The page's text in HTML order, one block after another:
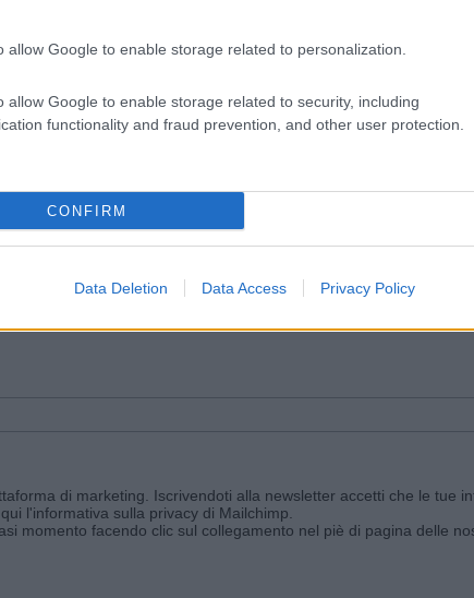
allow Google to enable storage related to personalization.
allow Google to enable storage related to security, including
functionality and fraud prevention, and other user protection.
CONFIRM
Data Deletion Data Access Privacy Policy
Invia un Comunicato Stampa|Pubblicità|Segnala
e ricevi le nostre email periodiche contenenti le ultime notizie
di marketing. Iscrivendoti alla newsletter accetti che le tue
l'informativa sulla privacy di Mailchimp
momento facendo clic sul collegamento nel piè di pagina delle